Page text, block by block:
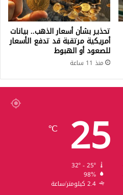
تحذير بشأن أسعار الذهب.. بيانات
أمريكية مرتقبة قد تدفع الأسعار
للصعود أو الهبوط
منذ 11 ساعة
25
℃
32º - 25º
98%
2.4 كيلومتر/ساعة